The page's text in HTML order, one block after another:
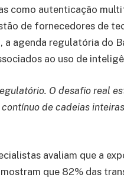
como autenticação
de fornecedores de
a agenda regulatória do
ao uso de
O desafio real
de cadeias
avaliam que a
que 82% das